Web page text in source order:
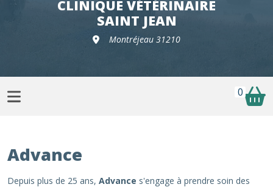
CLINIQUE VÉTÉRINAIRE
SAINT JEAN
Montréjeau 31210
0
Advance
Depuis plus de 25 ans, Advance s'engage à prendre soin des